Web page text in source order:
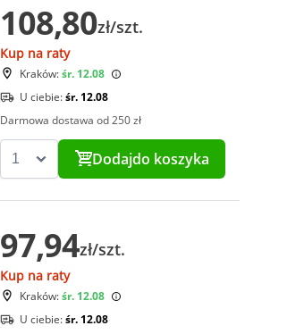
108,80zł/szt.
Kup na raty
Kraków:śr. 12.08
U ciebie:śr. 12.08
Darmowa dostawa od 250 zł
Dodajdo koszyka
97,94zł/szt.
Kup na raty
Kraków:śr. 12.08
U ciebie:śr. 12.08